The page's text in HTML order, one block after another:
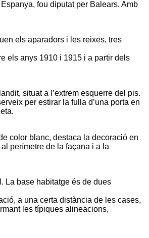
fou diputat per Balears. Amb
els aparadors i les reixes, tres
els anys 1910 i 1915 i a partir dels
situat a l’extrem esquerre del pis.
per estirar la fulla d’una porta en
color blanc, destaca la decoració en
perímetre de la façana i a la
La base habitatge és de dues
a una certa distància de les cases,
les típiques alineacions,